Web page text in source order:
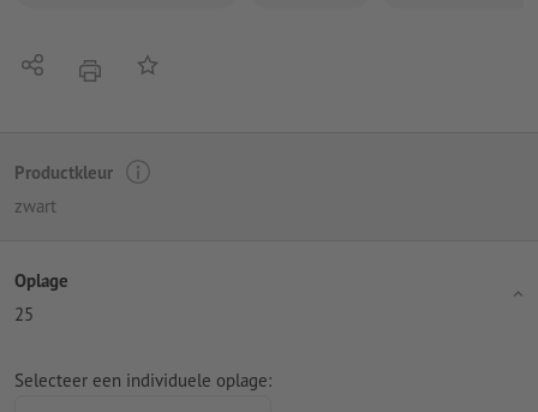
Delen afdrukkenOp de lijst
Productkleur
zwart
Oplage
25
Selecteer een individuele oplage: